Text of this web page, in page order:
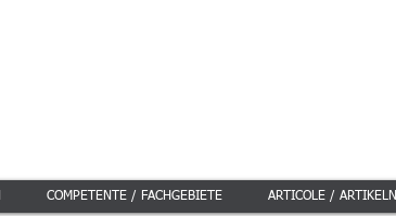
COMPETENTE / FACHGEBIETE ARTICOLE / ARTIKELN